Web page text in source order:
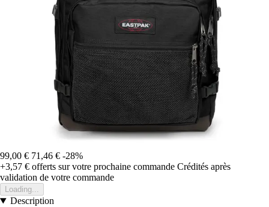
99,00 € 71,46 € -28%
+3,57 € offerts sur votre prochaine commande Crédités après
validation de votre commande
Loading...
Description